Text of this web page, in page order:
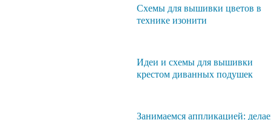
Схемы для вышивки цветов в
технике изонити
Идеи и схемы для вышивки
крестом диванных подушек
Занимаемся аппликацией: